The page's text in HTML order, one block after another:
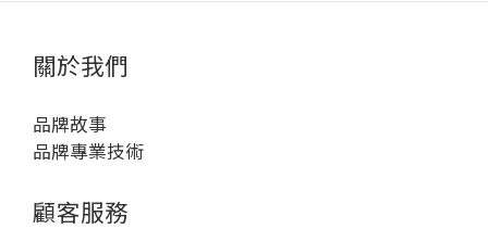
關於我們
品牌故事
品牌專業技術
顧客服務